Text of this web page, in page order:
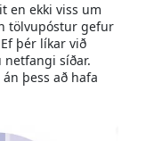
en ekki viss um
tölvupóstur gefur
þér líkar við
síðar.
þess að hafa